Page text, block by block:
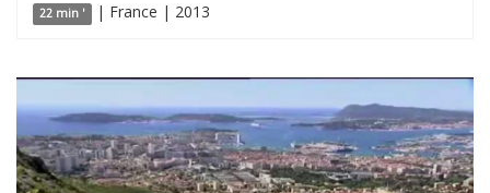
22 min ' | France | 2013